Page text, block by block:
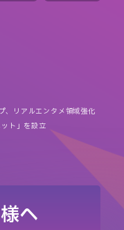
、リアルエンタメ領域強化
ト」を設立
へ